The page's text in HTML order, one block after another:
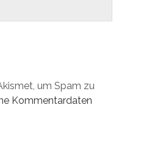
um Spam zu
Kommentardaten